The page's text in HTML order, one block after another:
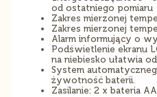
od ostatniego pomiaru
Zakres mierzonej
Zakres mierzonej
Alarm informujący o
Podświetlenie ekranu
na niebiesko ułatwia
System
żywotność baterii.
Zasilanie: 2 x bateria